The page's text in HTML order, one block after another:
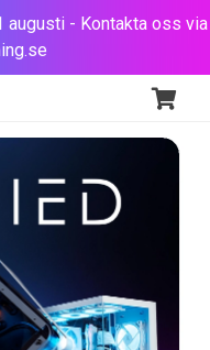
- Kontakta oss via